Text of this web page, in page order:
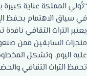
“تُولي المملكة عناية
في سياق الاهتمام بحفظ
يعتبر التراث الثقافي
منجزات السابقين ممن
عليه اليوم. وتشكل
تحفظ التراث الثقافي